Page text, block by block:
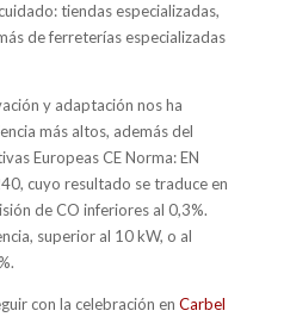
tiendas especializadas,
de ferreterías especializadas
y adaptación nos ha
más altos, además del
Europeas CE Norma: EN
cuyo resultado se traduce en
de CO inferiores al 0,3%.
superior al 10 kW, o al
con la celebración en Carbel